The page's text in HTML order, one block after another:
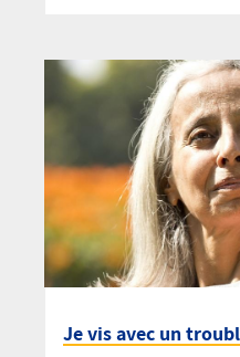
Je vis avec un